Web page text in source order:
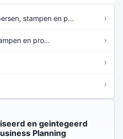
stampen en p... ›
en pro... ›
›
›
en geintegeerd
Planning